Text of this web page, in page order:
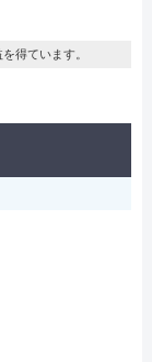
得ています。